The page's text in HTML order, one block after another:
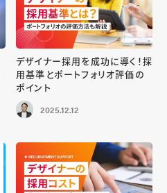
デザイナー採用を成功に導く！採
用基準とポートフォリオ評価の
ポイント
2025.12.12